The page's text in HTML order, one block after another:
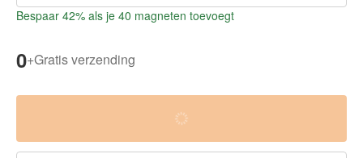
Bespaar 42% als je 40 magneten toevoegt
0+Gratis verzending